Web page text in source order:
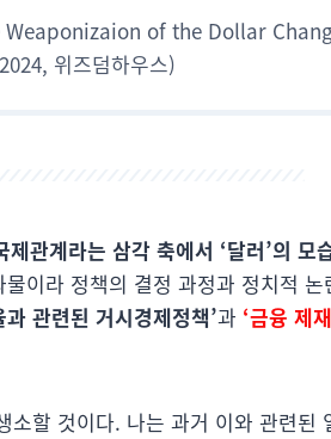
of the Dollar
위즈덤하우스)
제관계라는 삼각 축에서 ‘달러’의 모
이라 정책의 결정 과정과 정치적
과 관련된 거시경제정책’과 ‘금융 제
소할 것이다. 나는 과거 이와 관련된